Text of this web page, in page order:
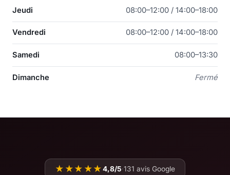
Jeudi 08:00–12:00 / 14:00–18:00
Vendredi 08:00–12:00 / 14:00–18:00
Samedi 08:00–13:30
Dimanche Fermé
★★★★★4,8/5·131 avis Google